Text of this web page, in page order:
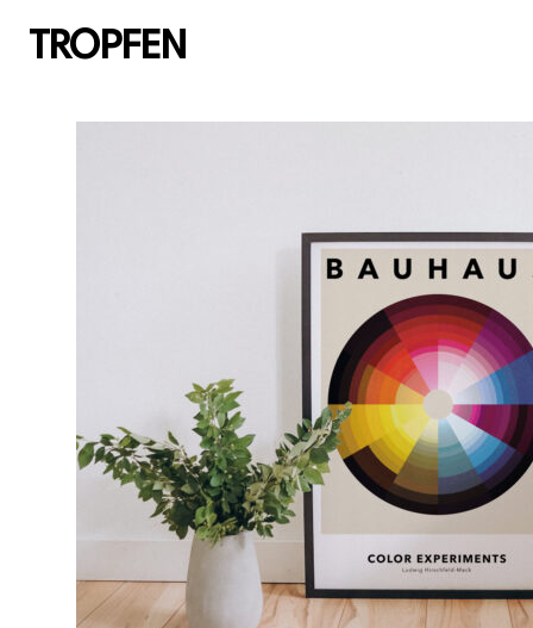
TROPFEN